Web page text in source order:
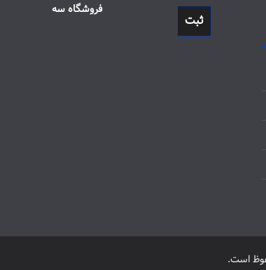
ثبت
فروشگاه سه
است.